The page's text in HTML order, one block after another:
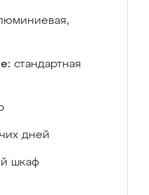
стандартная
дней
шкаф